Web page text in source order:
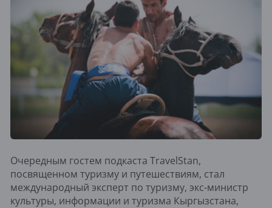
Очередным гостем подкаста TravelStan,
посвященном туризму и путешествиям, стал
международный эксперт по туризму, экс-министр
культуры, информации и туризма Кыргызстана,